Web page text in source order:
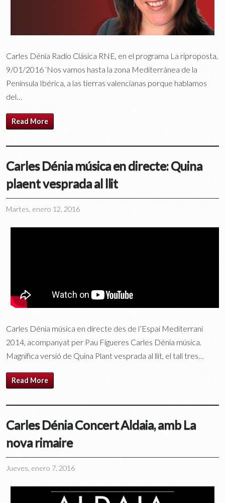
Carles Dénia Radio Clásica RNE, en el programa La riproposta,
9/01/2016 ‘Nos vamos hasta la zona Mediterránea de la
Península Ibérica, a las tierras valencianas porque hablamos
del…
Read More
Carles Dénia música en directe: Quina
plaent vesprada al llit
Martes, enero 12, 2016
Carles Dénia música en directe des de l’Espai Mediterrani
2014, acompanyat per Pau Figueres Carles Dénia música.
Magnífica versió de Quina Plant vesprada al llit, el tall tres…
Read More
Carles Dénia Concert Aldaia, amb La
nova rimaire
Jueves, enero 7, 2016